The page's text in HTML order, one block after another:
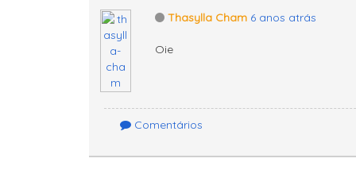
Thasylla Cham 6 anos atrás
Oie
Comentários